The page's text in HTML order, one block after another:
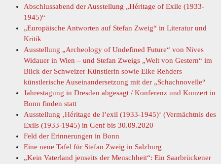
Abschlussabend der Ausstellung „Héritage of Exile (1933-
1945)“
„Europäische Antworten auf Stefan Zweig“ in Literatur und
Kritik
Ausstellung „Archeology of Undefined Future“ von Nives
Widauer in Wien – und Stefan Zweigs „Welt von Gestern“ im
Blick der Schweizer Künstlerin sowie Elke Rehders
künstlerische Auseinandersetzung mit der „Schachnovelle“
Jahrestagung in Dresden abgesagt / Konferenz und Konzert in
Bonn finden statt
Ausstellung ‚Héritage de l’exil (1933-1945)‘ (Vermächtnis des
Exils (1933-1945) in Genf bis 30.09.2020
Feld der Erinnerungen in Bonn
Eine neue Tafel für Stefan Zweig in Salzburg
„Kein Vaterland jenseits der Menschheit“: Ein Saarbrückener